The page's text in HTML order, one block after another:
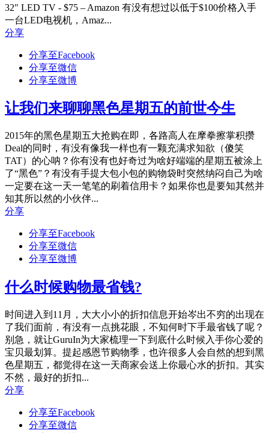
32" LED TV - $75 – Amazon 有没有想过以低于$100价格入手
一台LED电视机，Amaz...
分享
分享至Facebook
分享至微信
分享至微博
让我们来聊聊黑色星期五的前世今生
2015年的黑色星期五大抢购在即，各路高人在摩拳擦掌积攒
Deal的同时，有没有像我一样也有一颗充满求知欲（傻笑
TAT）的心呐？你有没有也好奇过为啥好端端的星期五被涂上
了“黑色”？有没有手提大包小包的购物袋时突然纳闷自己为啥
一定要在这一天一笔笔的刷着信用卡？如果你也是要知其然并
知其所以然的小伙伴...
分享
分享至Facebook
分享至微信
分享至微博
什么时候购物最省钱?
时间进入到11月，大大小小的折扣信息开始岑出不穷的出现在
了我们面前，有没有一点挑花眼，不知何时下手最省钱了呢？
别急，就让GuruIn为大家梳理一下到底什么时候入手你心爱的
宝贝最划算。提起感恩节购物季，也许很多人会自然的想到黑
色星期五，都觉得在这一天商家会送上你最心水的折扣。其实
不然，最好的折扣...
分享
分享至Facebook
分享至微信